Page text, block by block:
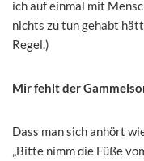
ich auf einmal mit
nichts zu tun gehabt
Regel.)
Mir fehlt der
Dass man sich anhört
„Bitte nimm die Füße